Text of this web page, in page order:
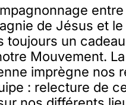
La revue
entre
de Jésus et
toujours un
Mouvement.
imprègne nos
: relecture de